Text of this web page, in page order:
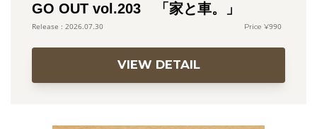
GO OUT vol.203 「家と車。」
2026.07.30 990
VIEW DETAIL